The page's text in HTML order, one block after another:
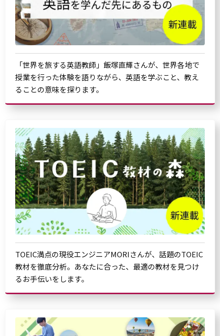
「世界を旅する英語教師」飯塚直輝さんが、世界各地で
授業を行った体験を語りながら、英語を学ぶこと、教え
ることの意味を探ります。
TOEIC満点の現役エンジニアMORIさんが、話題のTOEIC
教材を徹底分析。あなたに合った、最適の教材を見つけ
るお手伝いをします。